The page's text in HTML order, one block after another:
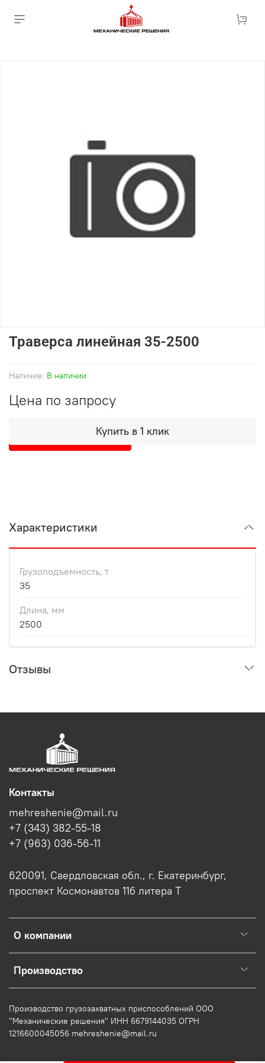
Наличие: В наличии
Траверса линейная 35-2500
Цена по запросу
Уточнить в WhatsApp
Купить в 1 клик
Характеристики
Грузоподъемность, т
35
Длина, мм
2500
Отзывы
О компании
Производство
Контакты
mehreshenie@mail.ru
+7 (343) 382-55-18
+7 (963) 036-56-11
620091, Свердловская обл., г. Екатеринбург,
проспект Космонавтов 11б литера Т
Производство грузозахватных приспособлений ООО
"Механические решения" ИНН 6679144035 ОГРН
1216600045056 mehreshenie@mail.ru